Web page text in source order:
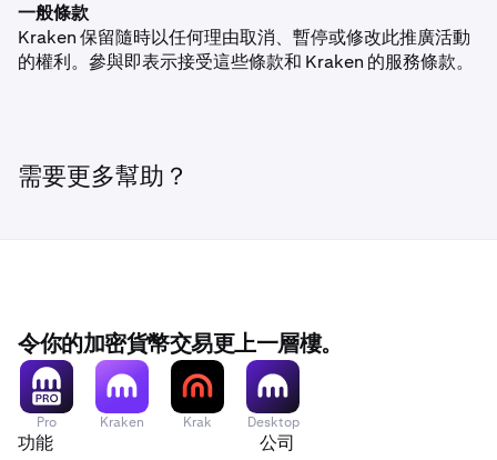
一般條款
Kraken 保留隨時以任何理由取消、暫停或修改此推廣活動
的權利。參與即表示接受這些條款和 Kraken 的服務條款。
需要更多幫助？
令你的加密貨幣交易更上一層樓。
Pro Kraken Krak Desktop
功能 公司